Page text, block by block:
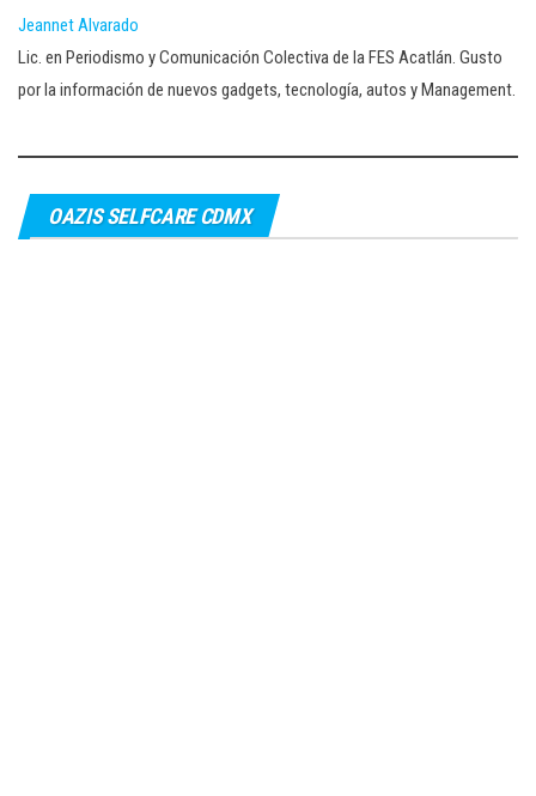
Jeannet Alvarado
Lic. en Periodismo y Comunicación Colectiva de la FES Acatlán. Gusto
por la información de nuevos gadgets, tecnología, autos y Management.
OAZIS SELFCARE CDMX